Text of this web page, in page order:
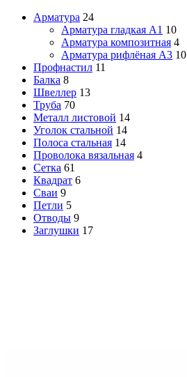
Арматура 24
Арматура гладкая А1 10
Арматура композитная 4
Арматура рифлёная А3 10
Профнастил 11
Балка 8
Швеллер 13
Труба 70
Металл листовой 14
Уголок стальной 14
Полоса стальная 14
Проволока вязальная 4
Сетка 61
Квадрат 6
Сваи 9
Петли 5
Отводы 9
Заглушки 17